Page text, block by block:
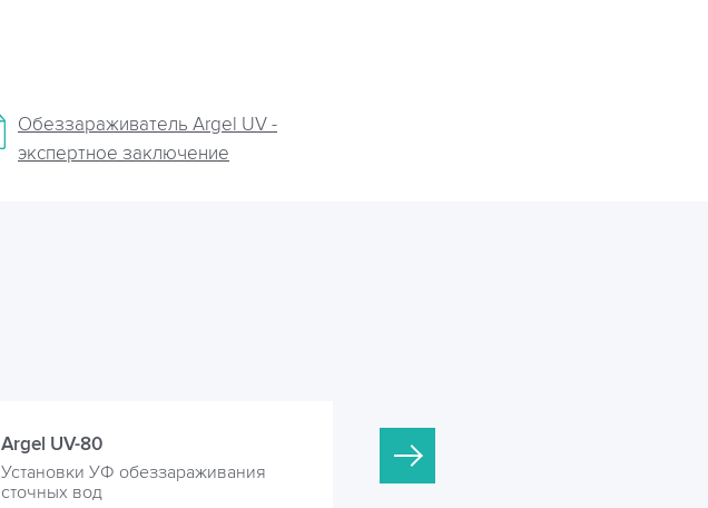
Обеззараживатель Argel UV -
экспертное заключение
Argel UV-80
Установки УФ обеззараживания
сточных вод
Argel UV-90
Установки УФ обеззараживания